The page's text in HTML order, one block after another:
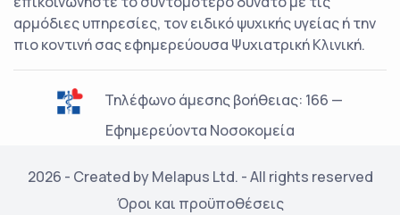
αρμόδιες υπηρεσίες, τον ειδικό ψυχικής υγείας ή την
πιο κοντινή σας εφημερεύουσα Ψυχιατρική Κλινική.
Τηλέφωνο άμεσης βοήθειας: 166 —
Εφημερεύοντα Νοσοκομεία
2026 - Created by Melapus Ltd. - All rights reserved
Όροι και προϋποθέσεις